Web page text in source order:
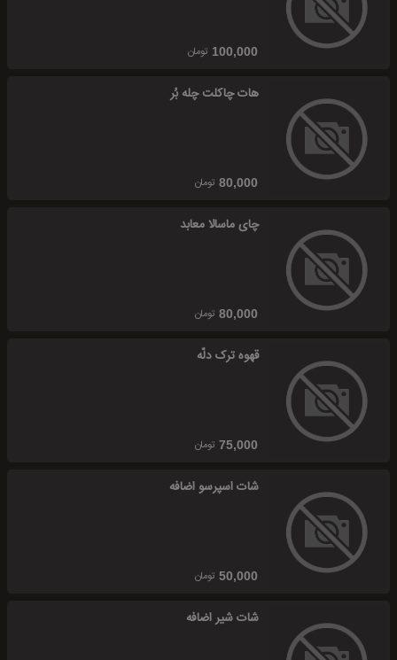
100,000 تومان
هات چاکلت چله بُر
80,000 تومان
چای ماسالا معابد
80,000 تومان
قهوه ترک دلّه
75,000 تومان
شات اسپرسو اضافه
50,000 تومان
شات شیر اضافه